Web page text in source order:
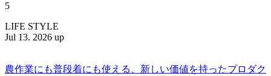
5
LIFE STYLE
Jul 13. 2026 up
農作業にも普段着にも使える、新しい価値を持ったプロダク